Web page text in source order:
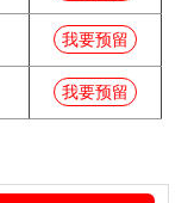
我要预留
我要预留